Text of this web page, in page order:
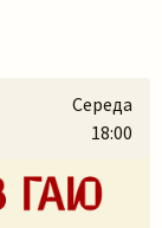
Середа
18:00